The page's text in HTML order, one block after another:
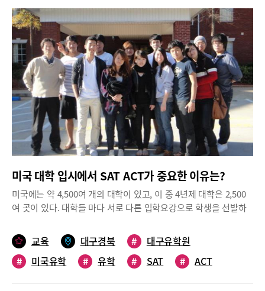
자신의 점수가 지원하고자 하는 대학의 합격생 평균이하 점수라면
점수를 제출하지 않고 점수 이외의 학교 성적과 과외활동, 봉사활
동, 에세이, 교사 추천서 등의 다른 입학사정 요소에서 다른 지원자
와 달리 두드러지는 차별화된 모습을 보여주어야 한다.SAT, SAT
Subject, ACT, AP, IB, TOEFL, IELTS와 같은 standardized tests
를 치를 수 없는 지원자는 입시에서 불이익이 없도록 다양한 전형방
법을 도입하고 있으므로 지원자는 자기에게 해당하는 자격조건이
있는지 각 대학의 입학사정 자격을 꼼꼼히 확인을 하고 원서를 내야
한다고 조언한다.해 마다 일어나는 대학원서 제출마감일의 접속장
애를 일으키는 뜨거운 입시경쟁의 열기가 올 해도 여전히 나타나고
있는 상황 속에서 대학들의 조기전형이 끝나고 UC계열 학교와 일
시 마감은 12월 말 이후이다.현재 12학년들은 얼리 지원과 관련된
화살은 이미 떠났고 이제는 레귤러(정시모집)에 모든 역량을 기울
여야 하는 시기이다. 정시에서 훌륭한 대학들을 선택할 수 있는 기
회가 아직 많이 있으므로 얼리의 아쉬움을 하루 빨리 정리하고 빈틈
장 중요하다.이번 대학입시에서는 코로나19의 영향으로 고교생활
의 기본적인 수업도 하이브리드 또는 온라인으로 수강하고 있는 지
원자들은 대다수의 대학이 SAT 점수가 없어도 지원이 가능하다. 고
미국 대학 입시에서 SAT ACT가 중요한 이유는?
미국에는 약 4,500여 개의 대학이 있고, 이 중 4년제 대학은 2,500
여 곳이 있다. 대학들 마다 서로 다른 입학요강으로 학생을 선발하
정확히 파악해 본인에게 맞는 대학들을 전략적으로 선정해야 한다.
요즈음은 미국 대학 입시결과 발표시즌이며, 12학년생들은 가장 바
쁜 시간들을 보내고 있다. 합격한 학생들은 해당 학교로부터 두꺼운
교육 대구경북 #
대구유학원
#
미국유학 # 유학 # SAT # ACT